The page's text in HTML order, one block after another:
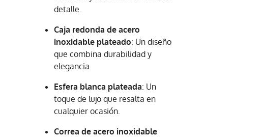
detalle.
Caja redonda de acero
inoxidable plateado: Un diseño
que combina durabilidad y
elegancia.
Esfera blanca plateada: Un
toque de lujo que resalta en
cualquier ocasión.
Correa de acero inoxidable